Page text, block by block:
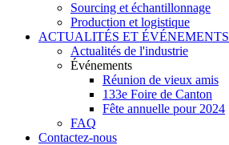
Sourcing et échantillonnage
Production et logistique
ACTUALITÉS ET ÉVÉNEMENTS
Actualités de l'industrie
Événements
Réunion de vieux amis
133e Foire de Canton
Fête annuelle pour 2024
FAQ
Contactez-nous